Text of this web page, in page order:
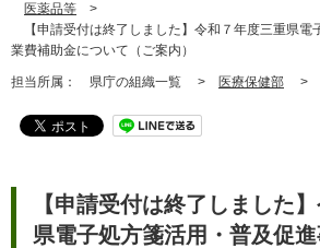
医薬品等 >
【申請受付は終了しました】令和７年度三重県電
業費補助金について（ご案内）
担当所属： 県庁の組織一覧 > 医療保健部 >
【申請受付は終了しました
県電子処方箋活用・普及促